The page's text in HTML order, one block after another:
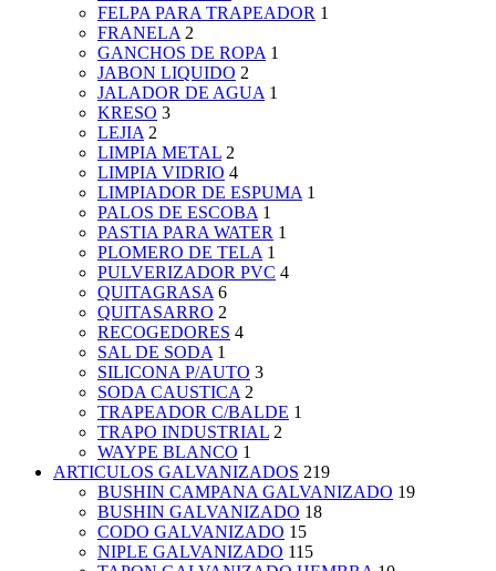
FELPA PARA TRAPEADOR 1
FRANELA 2
GANCHOS DE ROPA 1
JABON LIQUIDO 2
JALADOR DE AGUA 1
KRESO 3
LEJIA 2
LIMPIA METAL 2
LIMPIA VIDRIO 4
LIMPIADOR DE ESPUMA 1
PALOS DE ESCOBA 1
PASTIA PARA WATER 1
PLOMERO DE TELA 1
PULVERIZADOR PVC 4
QUITAGRASA 6
QUITASARRO 2
RECOGEDORES 4
SAL DE SODA 1
SILICONA P/AUTO 3
SODA CAUSTICA 2
TRAPEADOR C/BALDE 1
TRAPO INDUSTRIAL 2
WAYPE BLANCO 1
ARTICULOS GALVANIZADOS 219
BUSHIN CAMPANA GALVANIZADO 19
BUSHIN GALVANIZADO 18
CODO GALVANIZADO 15
NIPLE GALVANIZADO 115